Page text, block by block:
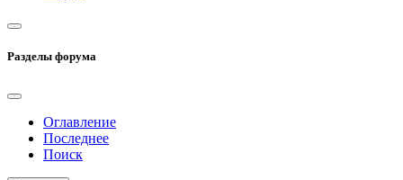
Разделы форума
Оглавление
Последнее
Поиск